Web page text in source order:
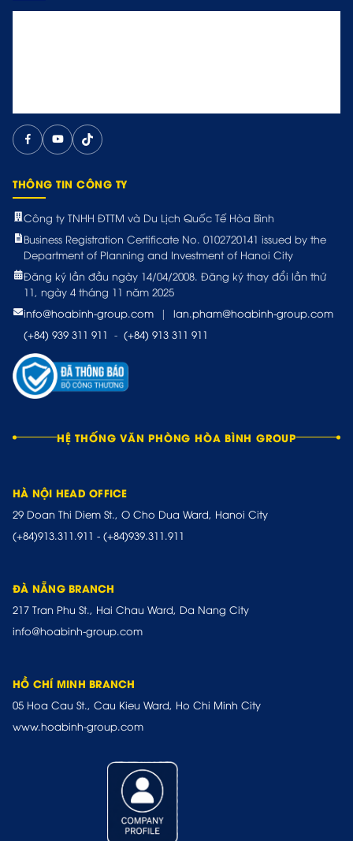
THÔNG TIN CÔNG TY
Công ty TNHH ĐTTM và Du Lịch Quốc Tế Hòa Bình
Business Registration Certificate No. 0102720141 issued by the
Department of Planning and Investment of Hanoi City
Đăng ký lần đầu ngày 14/04/2008. Đăng ký thay đổi lần thứ
11, ngày 4 tháng 11 năm 2025
info@hoabinh-group.com
|
lan.pham@hoabinh-group.com
(+84) 939 311 911 - (+84) 913 311 911
HỆ THỐNG VĂN PHÒNG HÒA BÌNH GROUP
HÀ NỘI HEAD OFFICE
29 Doan Thi Diem St., O Cho Dua Ward, Hanoi City
(+84)913.311.911 - (+84)939.311.911
ĐÀ NẴNG BRANCH
217 Tran Phu St., Hai Chau Ward, Da Nang City
info@hoabinh-group.com
HỒ CHÍ MINH BRANCH
05 Hoa Cau St., Cau Kieu Ward, Ho Chi Minh City
www.hoabinh-group.com